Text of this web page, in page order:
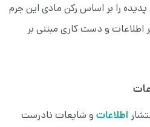
را بر اساس رکن مادی این جرم
و دست کاری مبتنی بر
اطلاعات و شایعات نادرست